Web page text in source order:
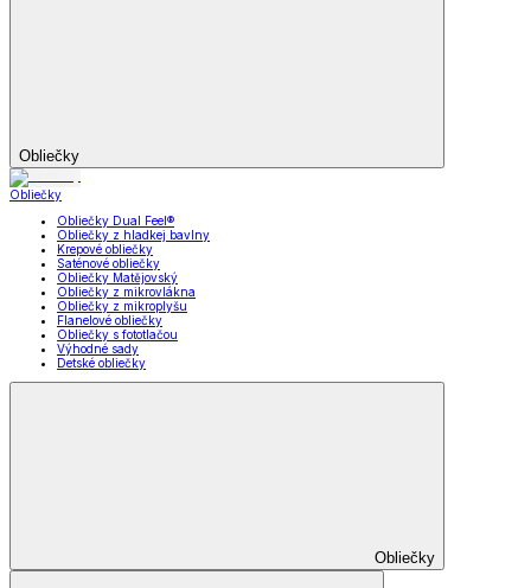
Obliečky
Obliečky
Obliečky Dual Feel®
Obliečky z hladkej bavlny
Krepové obliečky
Saténové obliečky
Obliečky Matějovský
Obliečky z mikrovlákna
Obliečky z mikroplyšu
Flanelové obliečky
Obliečky s fototlačou
Výhodné sady
Detské obliečky
Obliečky